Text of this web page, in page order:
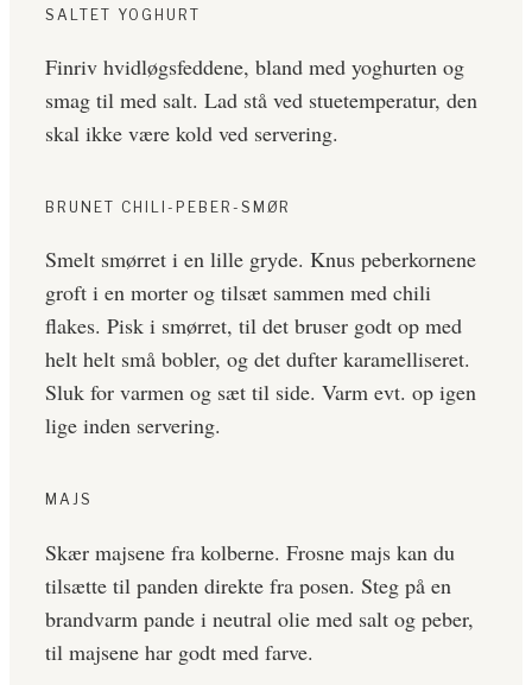
SALTET YOGHURT
Finriv hvidløgsfeddene, bland med yoghurten og
smag til med salt. Lad stå ved stuetemperatur, den
skal ikke være kold ved servering.
BRUNET CHILI-PEBER-SMØR
Smelt smørret i en lille gryde. Knus peberkornene
groft i en morter og tilsæt sammen med chili
flakes. Pisk i smørret, til det bruser godt op med
helt helt små bobler, og det dufter karamelliseret.
Sluk for varmen og sæt til side. Varm evt. op igen
lige inden servering.
MAJS
Skær majsene fra kolberne. Frosne majs kan du
tilsætte til panden direkte fra posen. Steg på en
brandvarm pande i neutral olie med salt og peber,
til majsene har godt med farve.